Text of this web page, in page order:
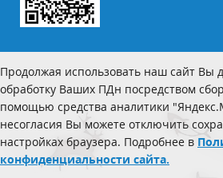
Продолжая использовать наш сайт Вы
обработку Ваших ПДн посредством
помощью средства аналитики
несогласия Вы можете отключить
настройках браузера. Подробнее в
конфиденциальности сайта.